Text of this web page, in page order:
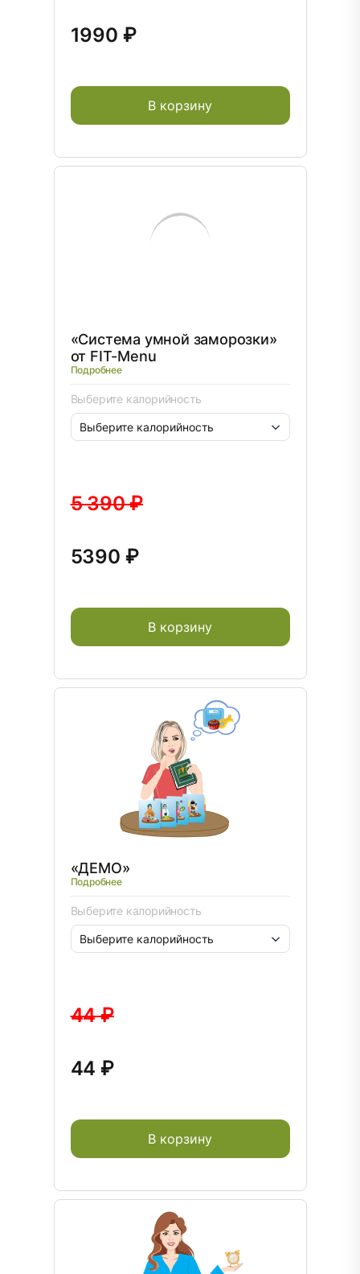
1990 ₽
В корзину
«Система умной заморозки»
от FIT-Menu
Подробнее
Выберите калорийность
5 390 ₽
5390 ₽
В корзину
«ДЕМО»
Подробнее
Выберите калорийность
44 ₽
44 ₽
В корзину